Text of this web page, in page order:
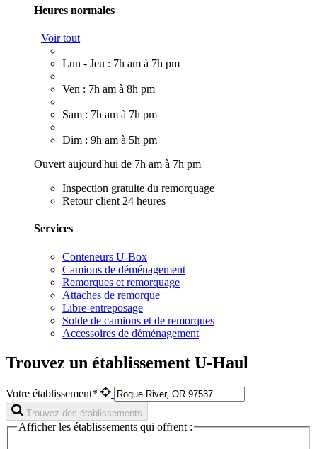
Heures normales
Voir tout
Lun - Jeu : 7h am à 7h pm
Ven : 7h am à 8h pm
Sam : 7h am à 7h pm
Dim : 9h am à 5h pm
Ouvert aujourd'hui de 7h am à 7h pm
Inspection gratuite du remorquage
Retour client 24 heures
Services
Conteneurs U-Box
Camions de déménagement
Remorques et remorquage
Attaches de remorque
Libre-entreposage
Solde de camions et de remorques
Accessoires de déménagement
Trouvez un établissement U-Haul
Votre établissement*
Trouvez des établissements
Afficher les établissements qui offrent :